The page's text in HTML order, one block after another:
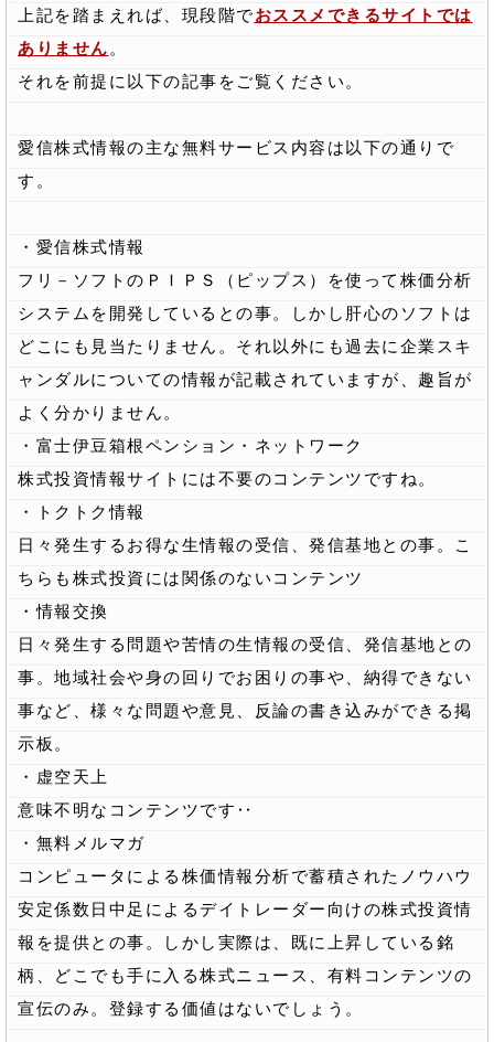
上記を踏まえれば、現段階でおススメできるサイトでは
ありません 。
それを前提に以下の記事をご覧ください。
愛信株式情報の主な無料サービス内容は以下の通りで
す。
・愛信株式情報
フリ－ソフトのＰＩＰＳ（ピップス）を使って株価分析
システムを開発しているとの事。しかし肝心のソフトは
どこにも見当たりません。それ以外にも過去に企業スキ
ャンダルについての情報が記載されていますが、趣旨が
よく分かりません。
・富士伊豆箱根ペンション・ネットワーク
株式投資情報サイトには不要のコンテンツですね。
・トクトク情報
日々発生するお得な生情報の受信、発信基地との事。こ
ちらも株式投資には関係のないコンテンツ
・情報交換
日々発生する問題や苦情の生情報の受信、発信基地との
事。地域社会や身の回りでお困りの事や、納得できない
事など、様々な問題や意見、反論の書き込みができる掲
示板。
・虚空天上
意味不明なコンテンツです‥
・無料メルマガ
コンピュータによる株価情報分析で蓄積されたノウハウ
安定係数日中足によるデイトレーダー向けの株式投資情
報を提供との事。しかし実際は、既に上昇している銘
柄、どこでも手に入る株式ニュース、有料コンテンツの
宣伝のみ。登録する価値はないでしょう。